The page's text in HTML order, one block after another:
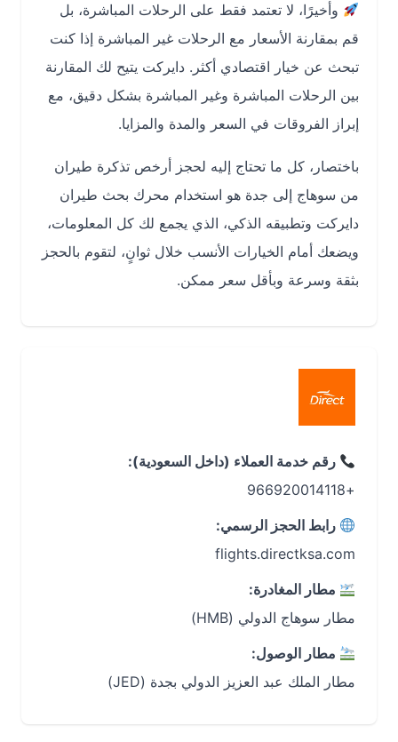
وأخيرًا، لا تعتمد فقط على الرحلات المباشرة، بل
قم بمقارنة الأسعار مع الرحلات غير المباشرة إذا كنت
تبحث عن خيار اقتصادي أكثر. دايركت يتيح لك المقارنة
بين الرحلات المباشرة وغير المباشرة بشكل دقيق، مع
إبراز الفروقات في السعر والمدة والمزايا.
باختصار، كل ما تحتاج إليه لحجز أرخص تذكرة طيران
من سوهاج إلى جدة هو استخدام محرك بحث طيران
دايركت وتطبيقه الذكي، الذي يجمع لك كل المعلومات،
ويضعك أمام الخيارات الأنسب خلال ثوانٍ، لتقوم بالحجز
بثقة وسرعة وبأقل سعر ممكن.
رقم خدمة العملاء (داخل السعودية):
رابط الحجز الرسمي:
flights.directksa.com
مطار المغادرة:
مطار سوهاج الدولي (HMB)
مطار الوصول:
مطار الملك عبد العزيز الدولي بجدة (JED)